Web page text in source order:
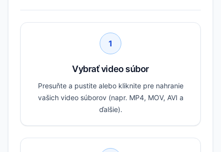
1
Vybrať video súbor
Presuňte a pustite alebo kliknite pre nahranie
vašich video súborov (napr. MP4, MOV, AVI a
ďalšie).